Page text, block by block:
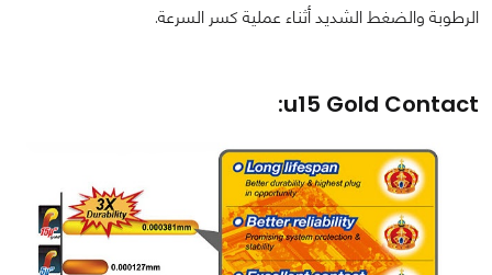
الرطوبة والضغط الشديد أثناء عملية كسر السرعة.
u15 Gold Contact: